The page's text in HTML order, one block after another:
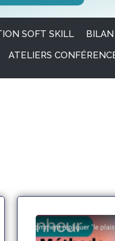
SOFT SKILL
ATELIERS